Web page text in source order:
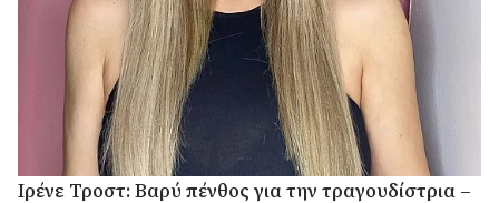
Ιρένε Τροστ: Βαρύ πένθος για την τραγουδίστρια –